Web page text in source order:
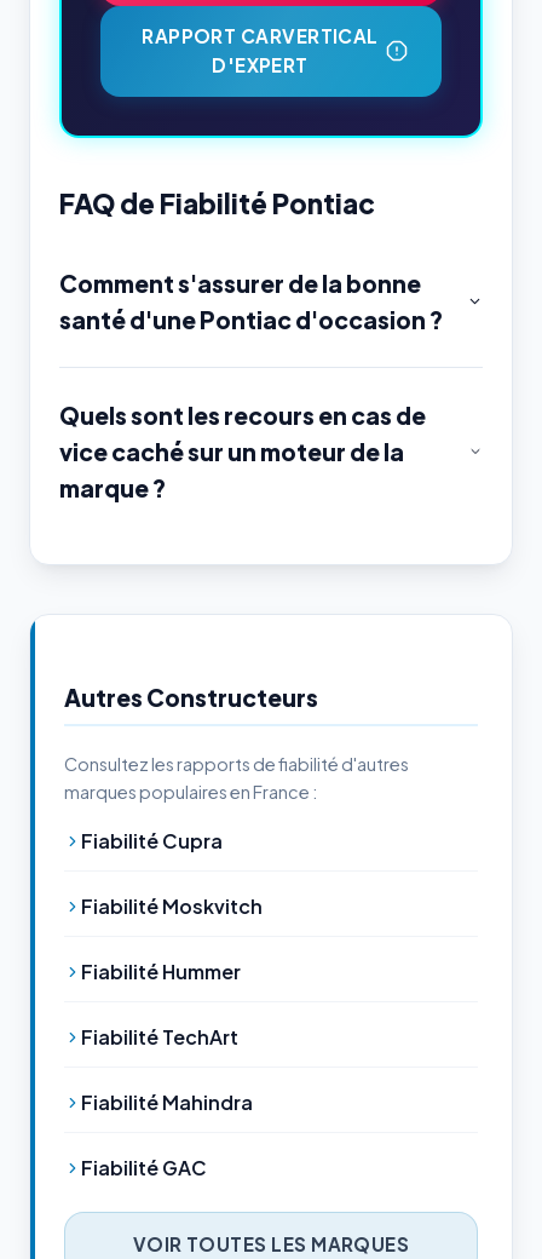
RAPPORT CARVERTICAL
D'EXPERT
FAQ de Fiabilité Pontiac
Comment s'assurer de la bonne
santé d'une Pontiac d'occasion ?
Quels sont les recours en cas de
vice caché sur un moteur de la
marque ?
Autres Constructeurs
Consultez les rapports de fiabilité d'autres
marques populaires en France :
Fiabilité Cupra
Fiabilité Moskvitch
Fiabilité Hummer
Fiabilité TechArt
Fiabilité Mahindra
Fiabilité GAC
VOIR TOUTES LES MARQUES